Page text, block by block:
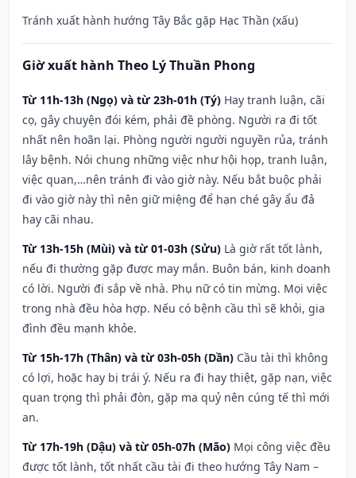
Tránh xuất hành hướng Tây Bắc gặp Hạc Thần (xấu)
Giờ xuất hành Theo Lý Thuần Phong
Từ 11h-13h (Ngọ) và từ 23h-01h (Tý) Hay tranh luận, cãi
cọ, gây chuyện đói kém, phải đề phòng. Người ra đi tốt
nhất nên hoãn lại. Phòng người người nguyền rủa, tránh
lây bệnh. Nói chung những việc như hội họp, tranh luận,
việc quan,…nên tránh đi vào giờ này. Nếu bắt buộc phải
đi vào giờ này thì nên giữ miệng để hạn ché gây ẩu đả
hay cãi nhau.
Từ 13h-15h (Mùi) và từ 01-03h (Sửu) Là giờ rất tốt lành,
nếu đi thường gặp được may mắn. Buôn bán, kinh doanh
có lời. Người đi sắp về nhà. Phụ nữ có tin mừng. Mọi việc
trong nhà đều hòa hợp. Nếu có bệnh cầu thì sẽ khỏi, gia
đình đều mạnh khỏe.
Từ 15h-17h (Thân) và từ 03h-05h (Dần) Cầu tài thì không
có lợi, hoặc hay bị trái ý. Nếu ra đi hay thiệt, gặp nạn, việc
quan trọng thì phải đòn, gặp ma quỷ nên cúng tế thì mới
an.
Từ 17h-19h (Dậu) và từ 05h-07h (Mão) Mọi công việc đều
được tốt lành, tốt nhất cầu tài đi theo hướng Tây Nam –